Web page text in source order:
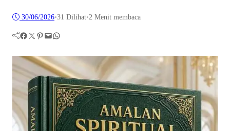
30/06/2026•31 Dilihat•2 Menit membaca
Facebook Twitter Pinterest Mail WhatsApp